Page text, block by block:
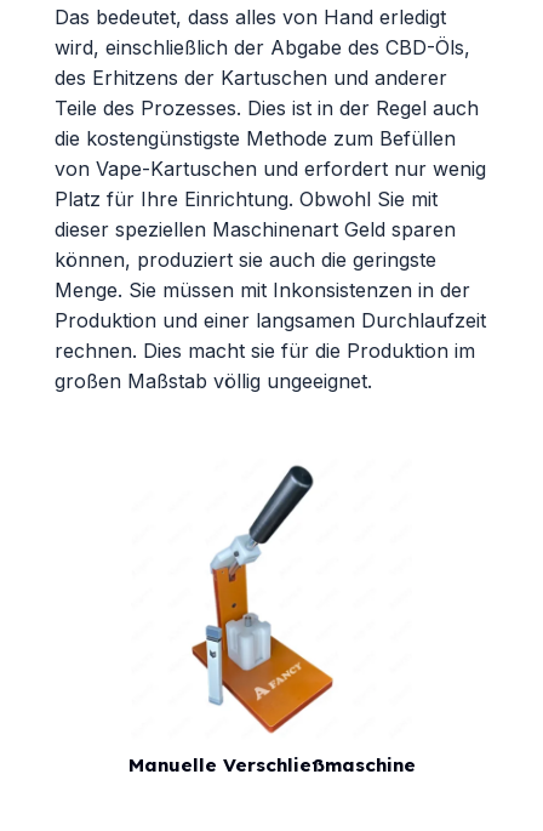
Das bedeutet, dass alles von Hand erledigt
wird, einschließlich der Abgabe des CBD-Öls,
des Erhitzens der Kartuschen und anderer
Teile des Prozesses. Dies ist in der Regel auch
die kostengünstigste Methode zum Befüllen
von Vape-Kartuschen und erfordert nur wenig
Platz für Ihre Einrichtung. Obwohl Sie mit
dieser speziellen Maschinenart Geld sparen
können, produziert sie auch die geringste
Menge. Sie müssen mit Inkonsistenzen in der
Produktion und einer langsamen Durchlaufzeit
rechnen. Dies macht sie für die Produktion im
großen Maßstab völlig ungeeignet.
Manuelle Verschließmaschine